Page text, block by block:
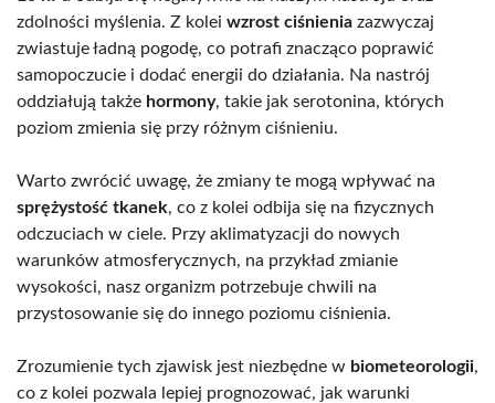
zdolności myślenia. Z kolei wzrost ciśnienia zazwyczaj
zwiastuje ładną pogodę, co potrafi znacząco poprawić
samopoczucie i dodać energii do działania. Na nastrój
oddziałują także hormony, takie jak serotonina, których
poziom zmienia się przy różnym ciśnieniu.
Warto zwrócić uwagę, że zmiany te mogą wpływać na
sprężystość tkanek, co z kolei odbija się na fizycznych
odczuciach w ciele. Przy aklimatyzacji do nowych
warunków atmosferycznych, na przykład zmianie
wysokości, nasz organizm potrzebuje chwili na
przystosowanie się do innego poziomu ciśnienia.
Zrozumienie tych zjawisk jest niezbędne w biometeorologii,
co z kolei pozwala lepiej prognozować, jak warunki